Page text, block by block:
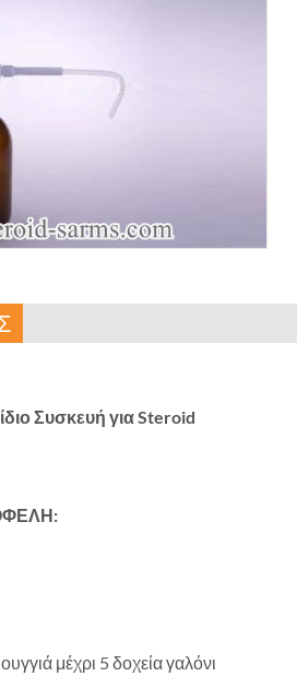
Συσκευή για Steroid
μέχρι 5 δοχεία γαλόνι